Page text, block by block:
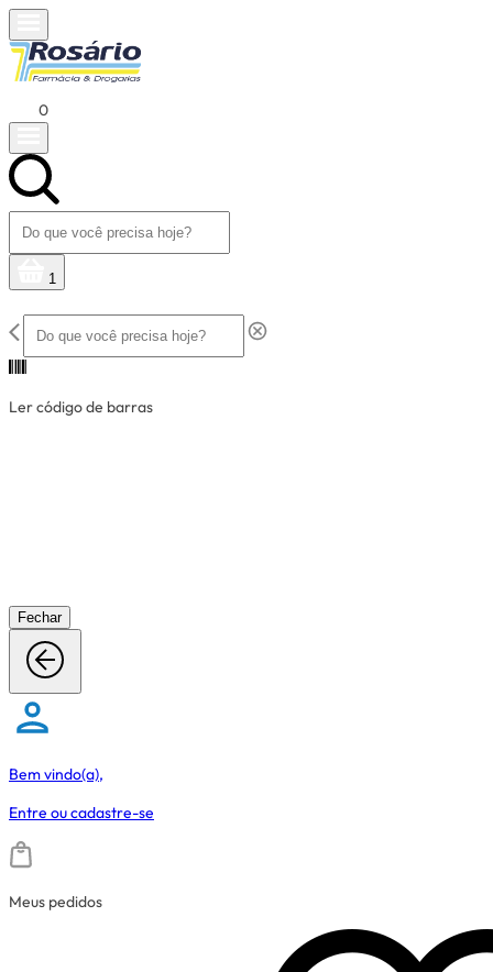
0
1
Ler código de barras
Fechar
Bem vindo(a),
Entre oucadastre-se
Meus pedidos